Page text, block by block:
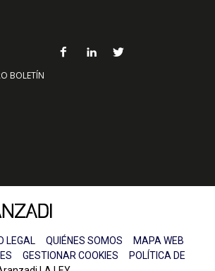
BOLETÍN
LEGAL QUIÉNES SOMOS
MAPA WEB
GESTIONAR COOKIES
POLÍTICA DE